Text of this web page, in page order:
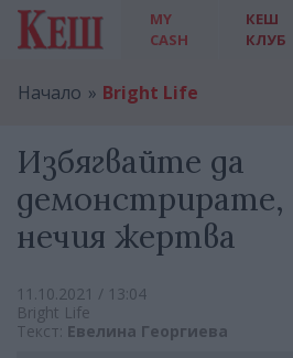
MY
CASH
КЕШ
КЛУБ
Начало Bright Life
Избягвайте да
демонстрирате,
нечия жертва
11.10.2021 / 13:04
Bright Life
Текст: Евелина Георгиева